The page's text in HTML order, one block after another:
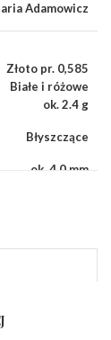
Adamowicz
Złoto pr. 0,585
Białe i różowe
ok. 2.4 g
Błyszczące
ok. 4,0 mm
okrągła